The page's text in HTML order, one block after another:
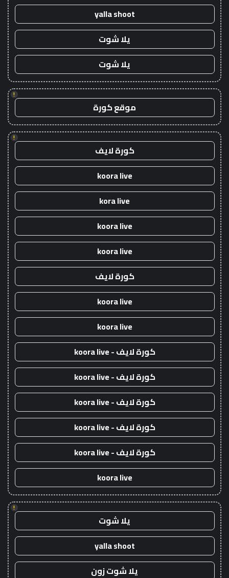
yalla shoot
يلا شوت
يلا شوت
!
موقع كورة
!
كورة لايف
koora live
kora live
koora live
koora live
كورة لايف
koora live
koora live
كورة لايف - koora live
كورة لايف - koora live
كورة لايف - koora live
كورة لايف - koora live
كورة لايف - koora live
koora live
!
يلا شوت
yalla shoot
يلا شوت زون